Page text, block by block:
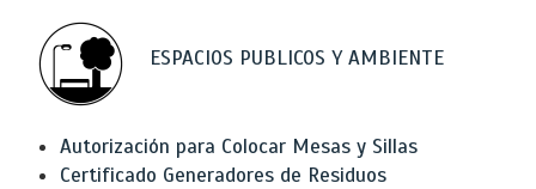
ESPACIOS PUBLICOS Y AMBIENTE
Autorización para Colocar Mesas y Sillas
Certificado Generadores de Residuos